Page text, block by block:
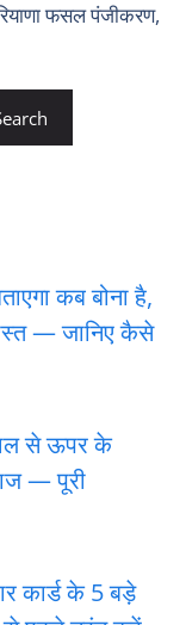
फसल पंजीकरण,
कब बोना है,
— जानिए कैसे
से ऊपर के
— पूरी
कार्ड के 5 बड़े